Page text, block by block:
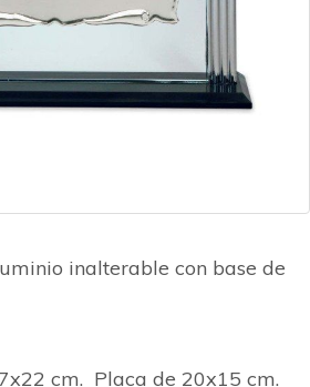
inalterable con base de
cm. Placa de 20x15 cm.